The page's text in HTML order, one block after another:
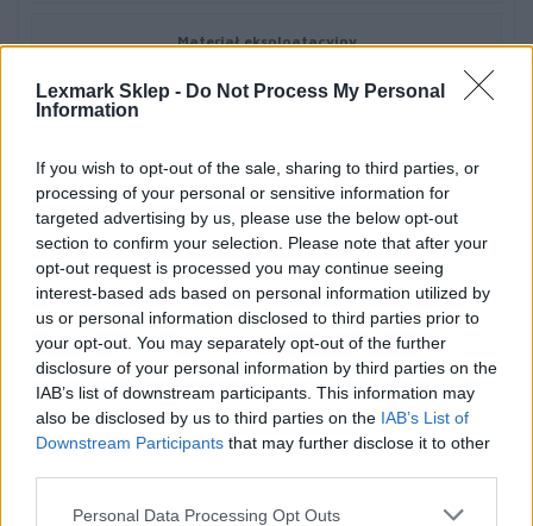
Lexmark Sklep - Do Not Process My Personal
Information
If you wish to opt-out of the sale, sharing to third parties, or
processing of your personal or sensitive information for
targeted advertising by us, please use the below opt-out
section to confirm your selection. Please note that after your
opt-out request is processed you may continue seeing
interest-based ads based on personal information utilized by
us or personal information disclosed to third parties prior to
your opt-out. You may separately opt-out of the further
disclosure of your personal information by third parties on the
IAB’s list of downstream participants. This information may
also be disclosed by us to third parties on the IAB’s List of
Downstream Participants that may further disclose it to other
Personal Data Processing Opt Outs
Materiał eksploatacyjny
Typ materiału eksploatacyjnego
Technologia druku
Kolor
Czarny
Ilość w komplecie
1 szt.